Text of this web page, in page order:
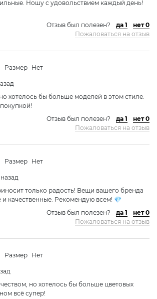
Ношу с удовольствием каждый день!
Отзыв был полезен?
да 1
нет 0
Пожаловаться на отзыв
Размер Нет
хотелось бы больше моделей в этом стиле.
Отзыв был полезен?
да 1
нет 0
Пожаловаться на отзыв
Размер Нет
назад
только радость! Вещи вашего бренда
качественные. Рекомендую всем! 💎
Отзыв был полезен?
да 1
нет 0
Пожаловаться на отзыв
Размер Нет
но хотелось бы больше цветовых
всё супер!